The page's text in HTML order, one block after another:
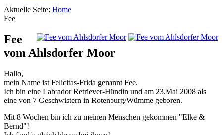
Aktuelle Seite: Home
Fee
Fee
vom Ahlsdorfer Moor
Hallo,
mein Name ist Felicitas-Frida genannt Fee.
Ich bin eine Labrador Retriever-Hündin und am 23.Mai 2008 als
eine von 7 Geschwistern in Rotenburg/Wümme geboren.
Mit 8 Wochen bin ich zu meinen Menschen gekommen "Elke &
Bernd"!